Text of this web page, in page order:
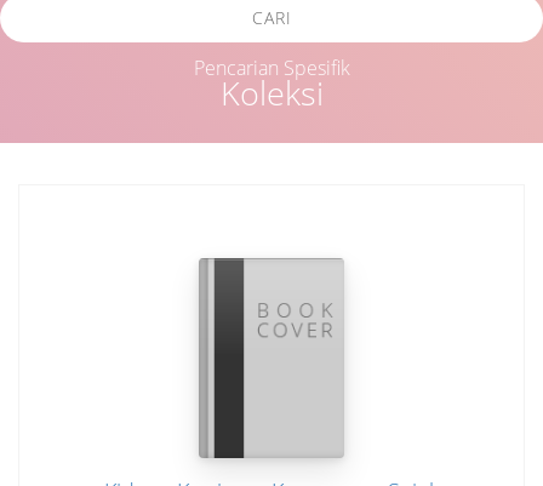
Koleksi
CARI
Pencarian Spesifik